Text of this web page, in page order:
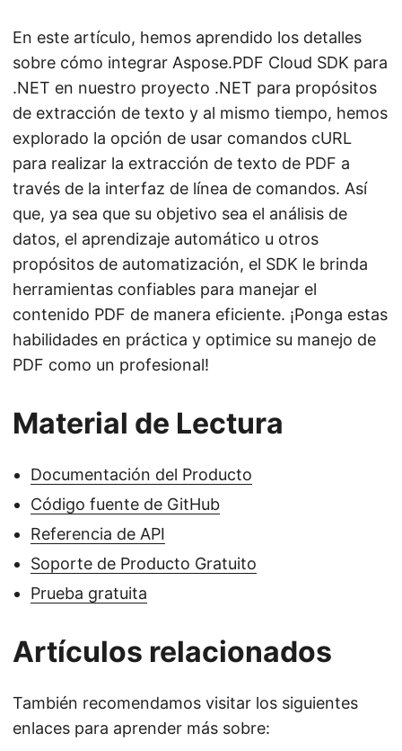
En este artículo, hemos aprendido los detalles
sobre cómo integrar Aspose.PDF Cloud SDK para
.NET en nuestro proyecto .NET para propósitos
de extracción de texto y al mismo tiempo, hemos
explorado la opción de usar comandos cURL
para realizar la extracción de texto de PDF a
través de la interfaz de línea de comandos. Así
que, ya sea que su objetivo sea el análisis de
datos, el aprendizaje automático u otros
propósitos de automatización, el SDK le brinda
herramientas confiables para manejar el
contenido PDF de manera eficiente. ¡Ponga estas
habilidades en práctica y optimice su manejo de
PDF como un profesional!
Material de Lectura
Documentación del Producto
Código fuente de GitHub
Referencia de API
Soporte de Producto Gratuito
Prueba gratuita
Artículos relacionados
También recomendamos visitar los siguientes
enlaces para aprender más sobre: